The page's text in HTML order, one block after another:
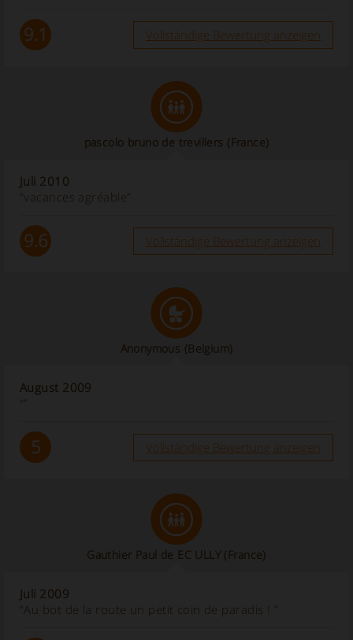
9.1 Vollständige Bewertung anzeigen
pascolo bruno de trevillers (France)
Juli 2010
“vacances agréable”
9.6 Vollständige Bewertung anzeigen
Anonymous (Belgium)
August 2009
“”
5 Vollständige Bewertung anzeigen
Gauthier Paul de EC ULLY (France)
Juli 2009
“Au bot de la route un petit coin de paradis ! ”